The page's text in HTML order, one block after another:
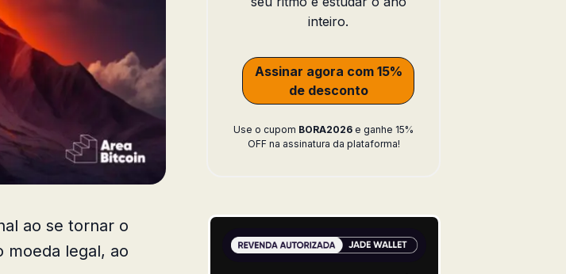
inteiro.
Assinar agora com 15%
de desconto
Use o cupom BORA2026 e ganhe 15%
OFF na assinatura da plataforma!
ao se tornar o
moeda legal, ao